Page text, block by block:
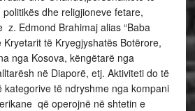
dhe religjioneve fetare,
z. Edmond Brahimaj alias “Baba
Kryetarit të Kryegjyshatës Botërore,
nga Kosova, këngëtarë nga
në Diaporë, etj. Aktiviteti do të
kategorive të ndryshme nga kompani
që operojnë në shtetin e